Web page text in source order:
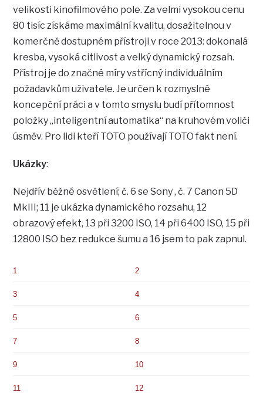
velikosti kinofilmového pole. Za velmi vysokou cenu
80 tisíc získáme maximální kvalitu, dosažitelnou v
komerčně dostupném přístroji v roce 2013: dokonalá
kresba, vysoká citlivost a velký dynamický rozsah.
Přístroj je do značné míry vstřícný individuálním
požadavkům uživatele. Je určen k rozmyslné
koncepční práci a v tomto smyslu budí přítomnost
položky „inteligentní automatika“ na kruhovém voliči
úsměv. Pro lidi kteří TOTO používají TOTO fakt není.
Ukázky:
Nejdřív běžné osvětlení; č. 6 se Sony , č. 7 Canon 5D
MkIII; 11 je ukázka dynamického rozsahu, 12
obrazový efekt, 13 při 3200 ISO, 14 při 6400 ISO, 15 při
12800 ISO bez redukce šumu a 16 jsem to pak zapnul.
1 2
3 4
5 6
7 8
9 10
11 12